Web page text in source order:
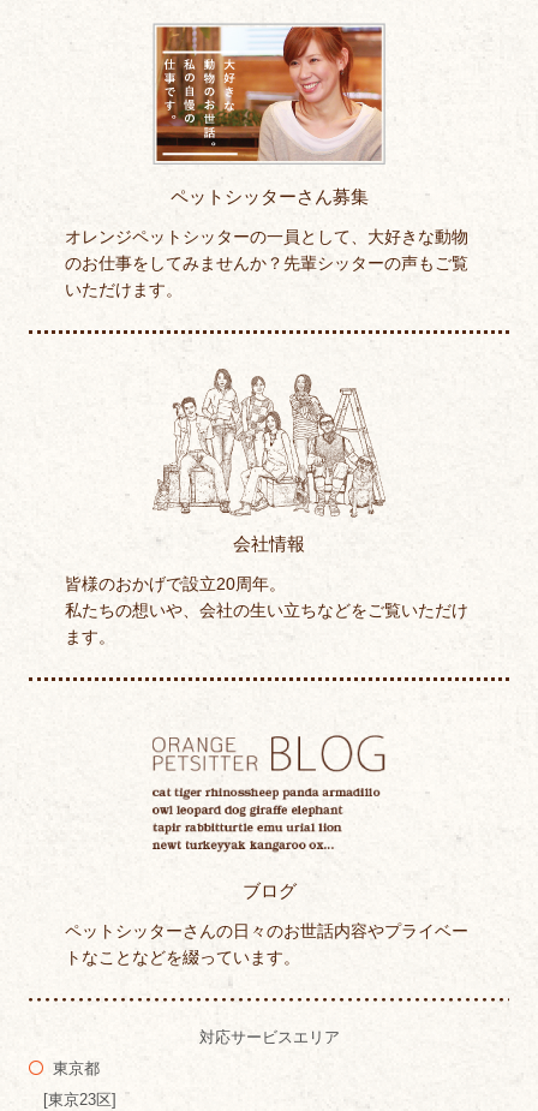
ペットシッターさん募集
オレンジペットシッターの一員として、大好きな動物
のお仕事をしてみませんか？先輩シッターの声もご覧
いただけます。
会社情報
皆様のおかげで設立20周年。
私たちの想いや、会社の生い立ちなどをご覧いただけ
ます。
ブログ
ペットシッターさんの日々のお世話内容やプライベー
トなことなどを綴っています。
対応サービスエリア
東京都
[東京23区]